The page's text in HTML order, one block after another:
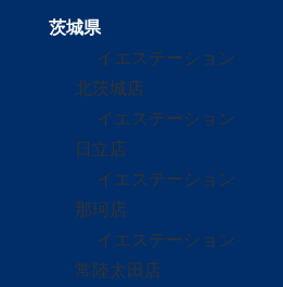
茨城県
イエステーション
北茨城店
イエステーション
日立店
イエステーション
那珂店
イエステーション
常陸太田店